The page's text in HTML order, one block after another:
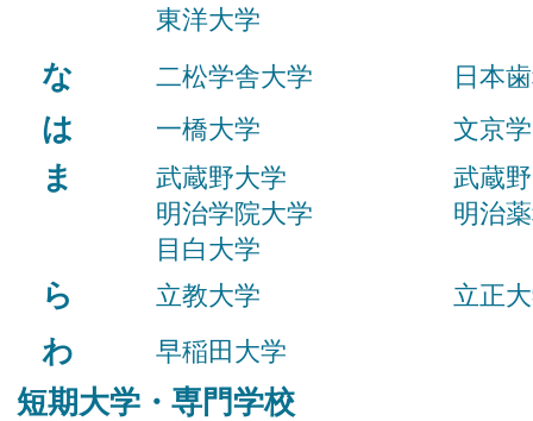
​東洋大学
な
は
ま
二松学舎大学
日本
一橋大学
文京
武蔵野大学
武蔵
明治学院大学
明治
目白大学
ら
わ
立教大学
立正
​早稲田大学
短期大学・専門学校